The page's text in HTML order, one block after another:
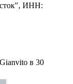
ИНН:
в 30